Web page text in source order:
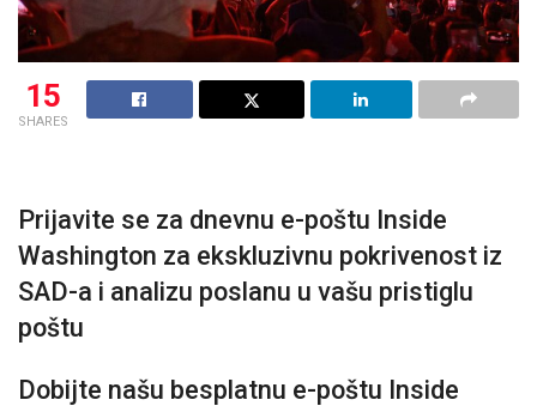
15
SHARES
Prijavite se za dnevnu e-poštu Inside
Washington za ekskluzivnu pokrivenost iz
SAD-a i analizu poslanu u vašu pristiglu
poštu
Dobijte našu besplatnu e-poštu Inside